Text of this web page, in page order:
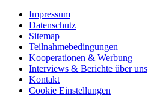
Impressum
Datenschutz
Sitemap
Teilnahmebedingungen
Kooperationen & Werbung
Interviews & Berichte über uns
Kontakt
Cookie Einstellungen